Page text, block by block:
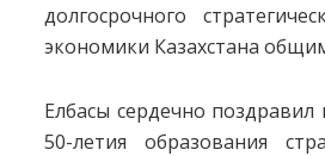
долгосрочного
экономики Казахстана
Елбасы сердечно
50-летия образования